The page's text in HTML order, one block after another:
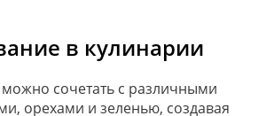
в кулинарии
можно сочетать с различными
орехами и зеленью, создавая